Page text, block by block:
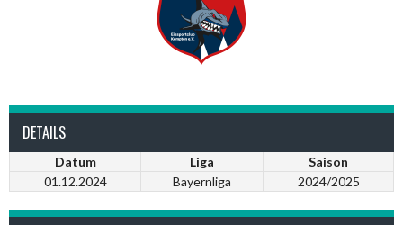
DETAILS
Datum Liga
Saison
01.12.2024
Bayernliga 2024/2025